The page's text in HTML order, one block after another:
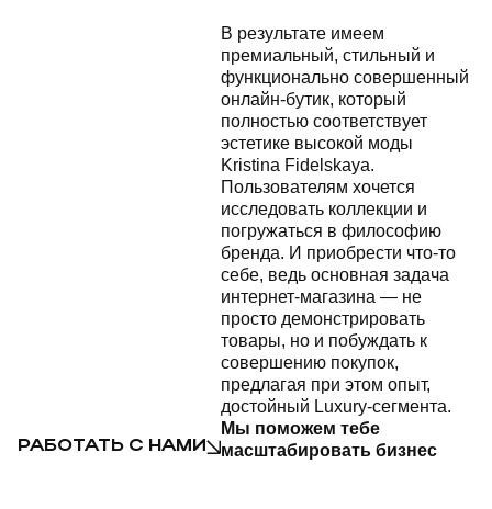
РАБОТАТЬ С НАМИ
В результате имеем
премиальный, стильный и
функционально совершенный
онлайн-бутик, который
полностью соответствует
эстетике высокой моды
Kristina Fidelskaya.
Пользователям хочется
исследовать коллекции и
погружаться в философию
бренда. И приобрести что-то
себе, ведь основная задача
интернет-магазина — не
просто демонстрировать
товары, но и побуждать к
совершению покупок,
предлагая при этом опыт,
достойный Luxury-сегмента.
Мы поможем тебе
масштабировать бизнес